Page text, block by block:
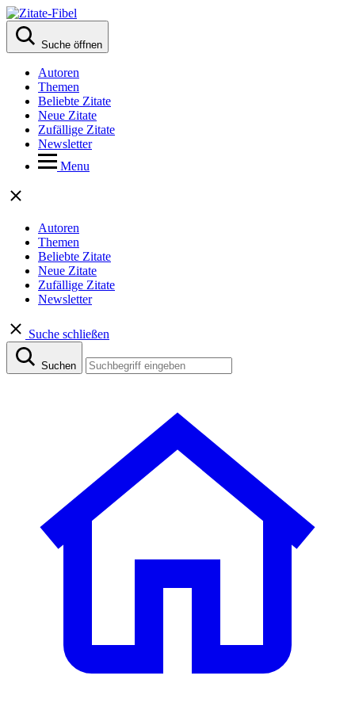
Suche öffnen
Autoren
Themen
Beliebte Zitate
Neue Zitate
Zufällige Zitate
Newsletter
Menu
Autoren
Themen
Beliebte Zitate
Neue Zitate
Zufällige Zitate
Newsletter
Suche schließen
Suchen